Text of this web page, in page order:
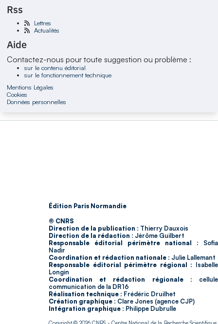
Rss
Lettres
Actualités
Aide
Contactez-nous pour toute suggestion ou problème :
sur le contenu éditorial
sur le fonctionnement technique
Mentions Légales
Cookies
Données personnelles
Édition Paris Normandie
© CNRS
Direction de la publication : Thierry Dauxois
Direction de la rédaction : Jérôme Guilbert
Responsable éditorial périmètre national : Sofia
Nadir
Coordination et rédaction nationale : Julie Lallemant
Responsable éditorial périmètre régional : Isabelle
Longin
Coordination et rédaction régionale : cellule
communication de la DR16
Réalisation technique : Frédéric Druilhet
Création graphique : Clare Jones (agence CJP)
Intégration graphique : Philippe Dubrulle